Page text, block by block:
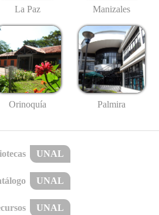
La Paz Manizales
Orinoquía Palmira
UNAL
UNAL
UNAL